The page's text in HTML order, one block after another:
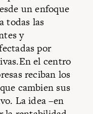
un enfoque
todas las
y
por
el centro
reciban los
cambien sus
La idea –en